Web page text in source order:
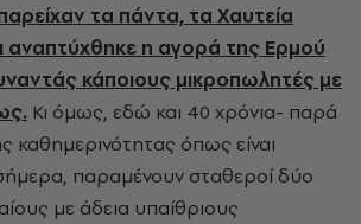
τα πάντα, τα Χαυτεία
αναπτύχθηκε η αγορά της Ερμού
κάποιους μικροπωλητές με
Κι όμως, εδώ και 40 χρόνια- παρά
καθημερινότητας όπως είναι
παραμένουν σταθεροί δύο
με άδεια υπαίθριους